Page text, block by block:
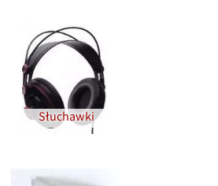
Słuchawki